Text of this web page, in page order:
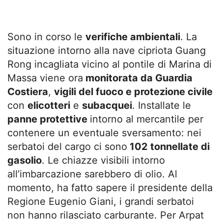
Sono in corso le verifiche ambientali. La
situazione intorno alla nave cipriota Guang
Rong incagliata vicino al pontile di Marina di
Massa viene ora monitorata da Guardia
Costiera, vigili del fuoco e protezione civile
con elicotteri e subacquei. Installate le
panne protettive intorno al mercantile per
contenere un eventuale sversamento: nei
serbatoi del cargo ci sono 102 tonnellate di
gasolio. Le chiazze visibili intorno
all’imbarcazione sarebbero di olio. Al
momento, ha fatto sapere il presidente della
Regione Eugenio Giani, i grandi serbatoi
non hanno rilasciato carburante. Per Arpat